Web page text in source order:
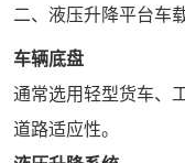
二、液压升降平台车
车辆底盘
通常选用轻型货车、
道路适应性。